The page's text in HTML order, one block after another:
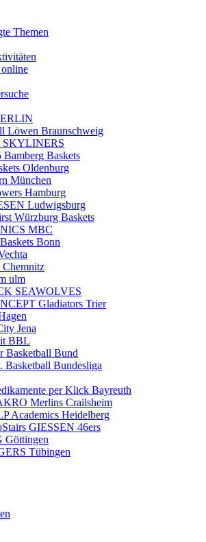
Themen
Löwen Braunschweig
SKYLINERS
Baskets
Oldenburg
München
Hamburg
Ludwigsburg
Würzburg Baskets
MBC
Bonn
ulm
SEAWOLVES
Gladiators Trier
Jena
BBL
Basketball Bund
Basketball Bundesliga
per Klick Bayreuth
Merlins Crailsheim
Academics Heidelberg
GIESSEN 46ers
Göttingen
Tübingen